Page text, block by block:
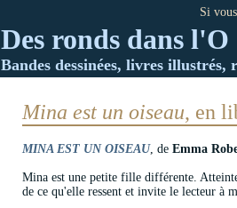
Si
Des ronds dans
Bandes dessinées, livres illustrés,
Mina est un oiseau, en
MINA EST UN OISEAU, de Emma
Mina est une petite fille différente.
de ce qu'elle ressent et invite le lecteur à